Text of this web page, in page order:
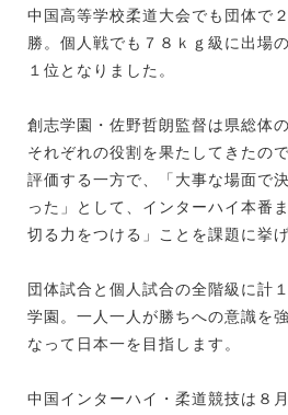
中国高等学校柔道大会でも団体で
勝。個人戦でも７８ｋｇ級に出場
１位となりました。
創志学園・佐野哲朗監督は県総体
それぞれの役割を果たしてきたの
評価する一方で、「大事な場面で
った」として、インターハイ本番
切る力をつける」ことを課題に挙
団体試合と個人試合の全階級に計
学園。一人一人が勝ちへの意識を
なって日本一を目指します。
中国インターハイ・柔道競技は８